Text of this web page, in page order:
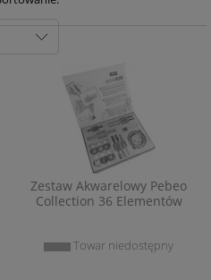
Zestaw Akwarelowy Pebeo
Collection 36 Elementów
Towar niedostępny